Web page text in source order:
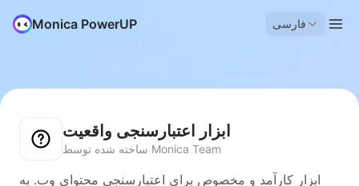
Monica PowerUP فارسی
ابزار اعتبارسنجی واقعیت
ساخته شده توسط Monica Team
ابزار کارآمد و مخصوص برای اعتبارسنجی محتوای وب. به